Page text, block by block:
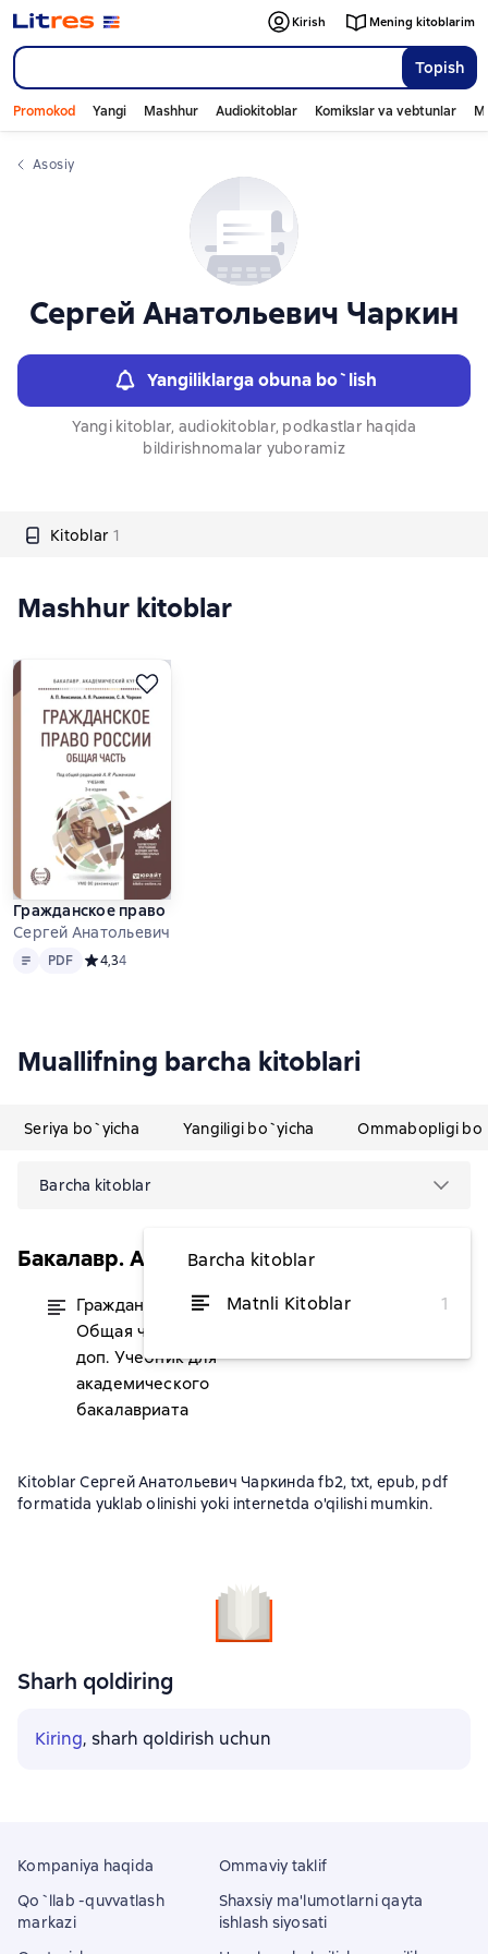
Topish
Kirish Mening kitoblarim
Promokod Yangi Mashhur Audiokitoblar Komikslar va vebtunlar
Asosiy
Сергей Анатольевич Чаркин
Yangiliklarga obuna bo`lish
Yangi kitoblar, audiokitoblar, podkastlar haqida
bildirishnomalar yuboramiz
Kitoblar 1
Слайдер с книгами
Mashhur kitoblar
Гражданское право России. Общая часть 3-е изд., пер. и
Сергей Анатольевич Чаркин va b.
Matn PDF
PDF Средний рейтинг 4,3 на основе 4 оценок
4,34
Muallifning barcha kitoblari
Seriya bo`yicha Yangiligi bo`yicha Ommabopligi
Barcha kitoblar
Barcha kitoblar
Matnli Kitoblar
1
Бакалавр. Академический курс
Гражданское право России.
Общая часть 3-е изд., пер. и
доп. Учебник для
академического
бакалавриата
dan 92 066,74 soʻm
Kitoblar Сергей Анатольевич Чаркинda fb2, txt, epub, pdf
formatida yuklab olinishi yoki internetda o'qilishi mumkin.
Sharh qoldiring
Kiring, sharh qoldirish uchun
Kompaniya haqida
Qo`llab -quvvatlash
markazi
Ommaviy taklif
Shaxsiy ma'lumotlarni qayta
ishlash siyosati